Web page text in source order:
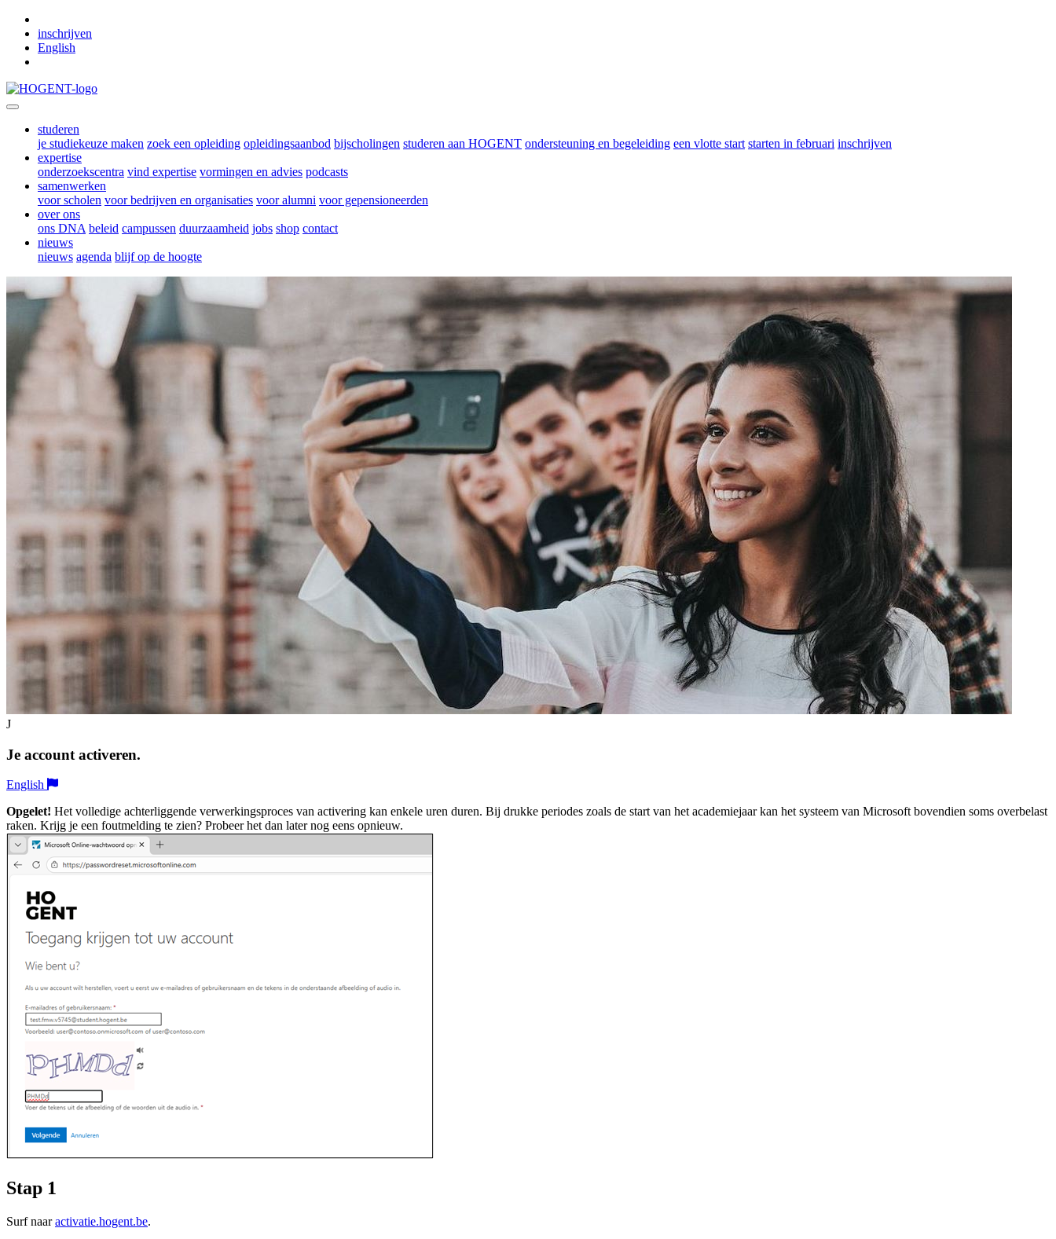
inschrijven
English
studeren
je studiekeuze maken zoek een opleiding opleidingsaanbod bijscholingen studeren aan HOGENT ondersteuning en begeleiding een vlotte start starten in februari inschrijven
expertise
onderzoekscentra vind expertise vormingen en advies podcasts
samenwerken
voor scholen voor bedrijven en organisaties voor alumni voor gepensioneerden
over ons
ons DNA beleid campussen duurzaamheid jobs shop contact
nieuws
nieuws agenda blijf op de hoogte
J
Je account activeren.
English
Opgelet! Het volledige achterliggende verwerkingsproces van activering kan enkele uren duren. Bij drukke periodes zoals de start van het academiejaar kan het systeem van Microsoft bovendien soms overbelast
raken. Krijg je een foutmelding te zien? Probeer het dan later nog eens opnieuw.
Stap 1
Surf naaractivatie.hogent.be.